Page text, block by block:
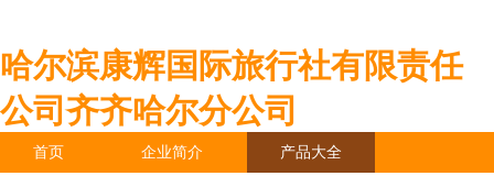
哈尔滨康辉国际旅行社有限责任
公司齐齐哈尔分公司
首页 企业简介 产品大全